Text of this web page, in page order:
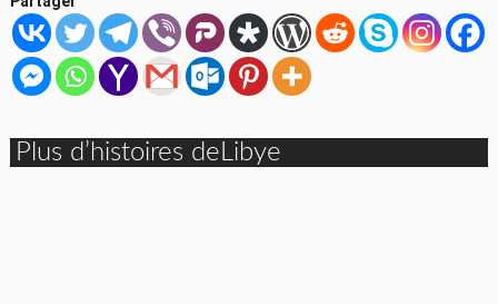
Plus d’histoires deLibye